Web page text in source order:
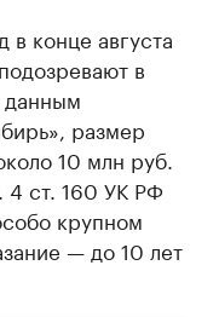
в конце августа
в
размер
10 млн руб.
4 ст. 160 УК РФ
крупном
— до 10 лет